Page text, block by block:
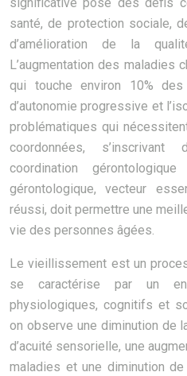
santé, de protection sociale,
d’amélioration de la
L’augmentation des maladies
qui touche environ 10%
d’autonomie progressive et
problématiques qui
coordonnées,
coordination
gérontologique, vecteur
réussi, doit permettre une
vie des personnes âgées.
Le vieillissement est un
se caractérise par un
physiologiques, cognitifs et
on observe une diminution de
d’acuité sensorielle, une
maladies et une diminution